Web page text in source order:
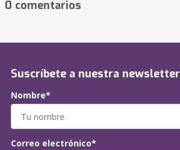
0 comentarios
Suscríbete a nuestra newsletter
Nombre*
Correo electrónico*